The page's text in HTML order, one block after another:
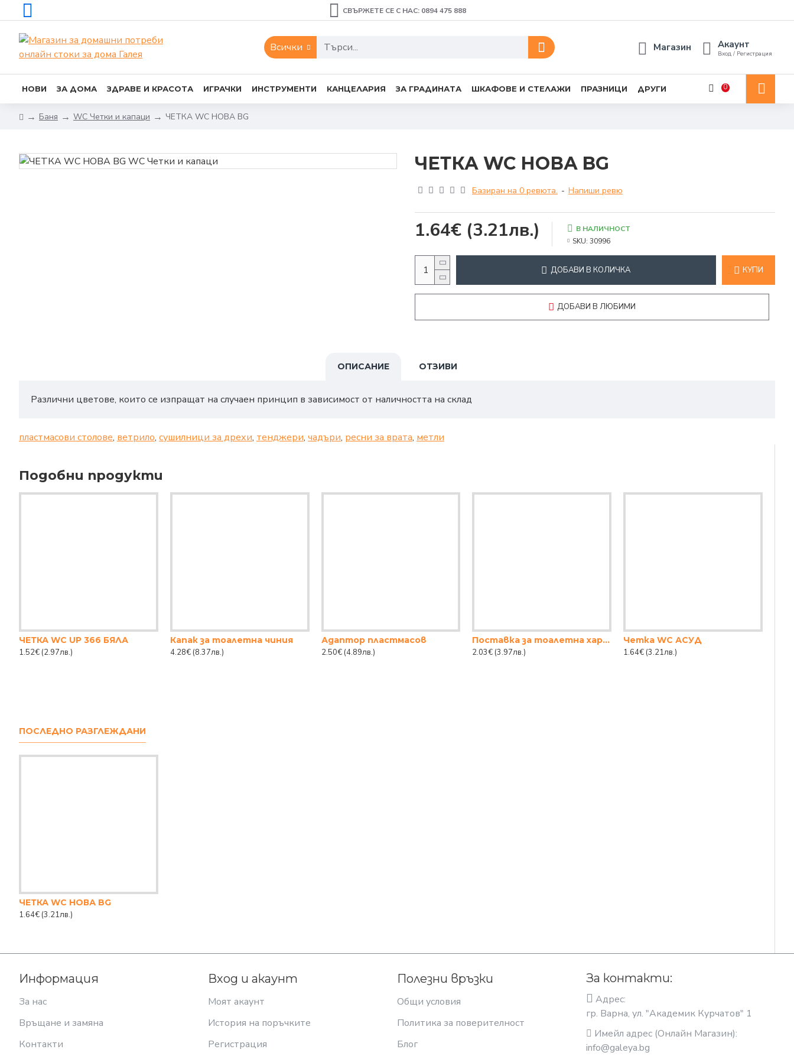
СВЪРЖЕТЕ СЕ С НАС: 0894 475 888
Всички Магазин Акаунт
Вход / Регистрация
НОВИ ЗА ДОМА ЗДРАВЕ И КРАСОТА ИГРАЧКИ ИНСТРУМЕНТИ КАНЦЕЛАРИЯ ЗА ГРАДИНАТА ШКАФОВЕ И СТЕЛАЖИ ПРАЗНИЦИ ДРУГИ 0
Баня WC Четки и капаци ЧЕТКА WC НОВА BG
ЧЕТКА WC НОВА BG
Базиран на 0 ревюта. - Напиши ревю
1.64€ (3.21лв.)
В НАЛИЧНОСТ
SKU: 30996
ДОБАВИ В КОЛИЧКА КУПИ
ДОБАВИ В ЛЮБИМИ
ОПИСАНИЕ ОТЗИВИ
Различни цветове, които се изпращат на случаен принцип в зависимост от наличността на склад
пластмасови столове, ветрило, сушилници за дрехи, тенджери, чадъри, ресни за врата, метли
Подобни продукти
ЧЕТКА WC UP 366 БЯЛА
1.52€ (2.97лв.)
Капак за тоалетна чиния
4.28€ (8.37лв.)
Адаптор пластмасов
2.50€ (4.89лв.)
Поставка за тоалетна хартия кука, 15 см.
2.03€ (3.97лв.)
Четка WC АСУД
1.64€ (3.21лв.)
ПОСЛЕДНО РАЗГЛЕЖДАНИ
ЧЕТКА WC НОВА BG
1.64€ (3.21лв.)
Информация
За нас
Връщане и замяна
Контакти
Вход и акаунт
Моят акаунт
История на поръчките
Регистрация
Полезни връзки
Общи условия
Политика за поверителност
Блог
За контакти:
Адрес:
гр. Варна, ул. "Академик Курчатов" 1
Имейл адрес (Онлайн Магазин):
info@galeya.bg